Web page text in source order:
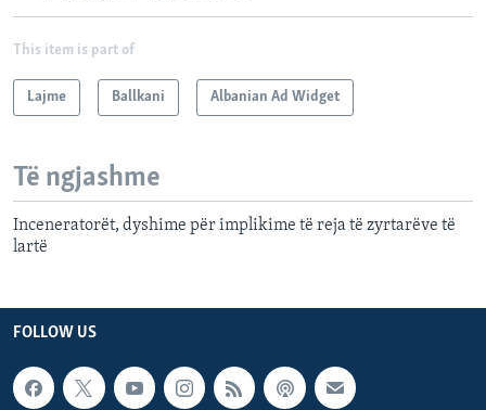
This item is part of
Lajme Ballkani Albanian Ad Widget
Të ngjashme
Inceneratorët, dyshime për implikime të reja të zyrtarëve të
lartë
FOLLOW US